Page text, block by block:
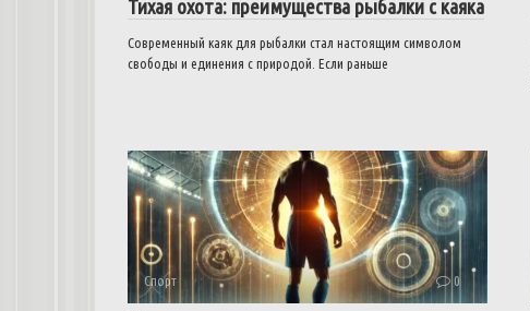
Тихая охота: преимущества рыбалки с каяка
Современный каяк для рыбалки стал настоящим символом
свободы и единения с природой. Если раньше
Спорт 0